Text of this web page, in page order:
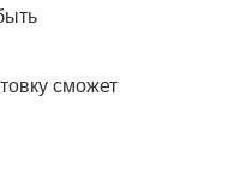
сможет